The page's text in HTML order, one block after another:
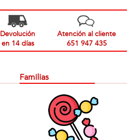
Devolución
en 14 días
Atención al cliente
651 947 435
Familias